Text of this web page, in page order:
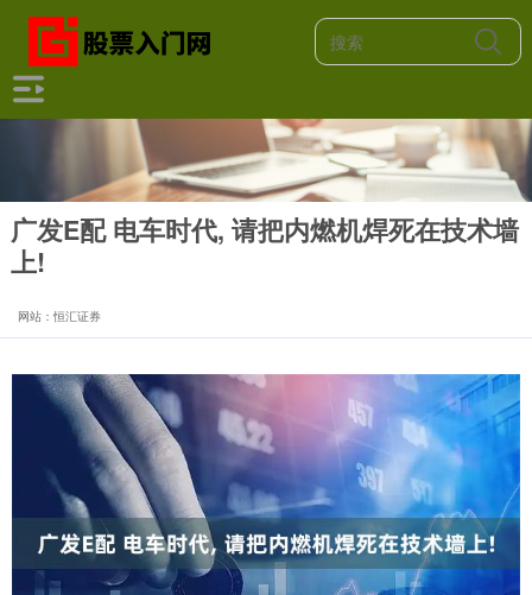
广发E配 电车时代, 请把内燃机焊死在技术墙
上!
网站：恒汇证券